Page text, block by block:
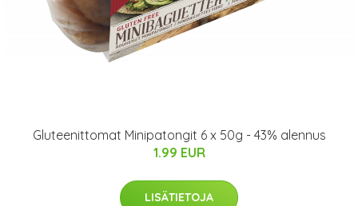
Gluteenittomat Minipatongit 6 x 50g - 43% alennus
1.99 EUR
LISÄTIETOJA